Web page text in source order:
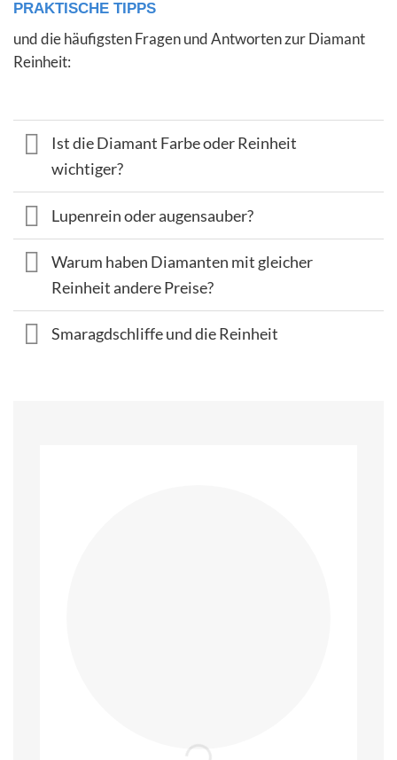
PRAKTISCHE TIPPS
und die häufigsten Fragen und Antworten zur Diamant
Reinheit:
Ist die Diamant Farbe oder Reinheit
wichtiger?
Lupenrein oder augensauber?
Warum haben Diamanten mit gleicher
Reinheit andere Preise?
Smaragdschliffe und die Reinheit